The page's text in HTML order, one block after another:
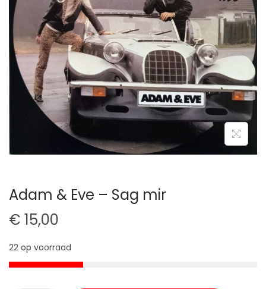
t
i
e
u
d
Adam & Eve – Sag mir
€ 15,00
22 op voorraad